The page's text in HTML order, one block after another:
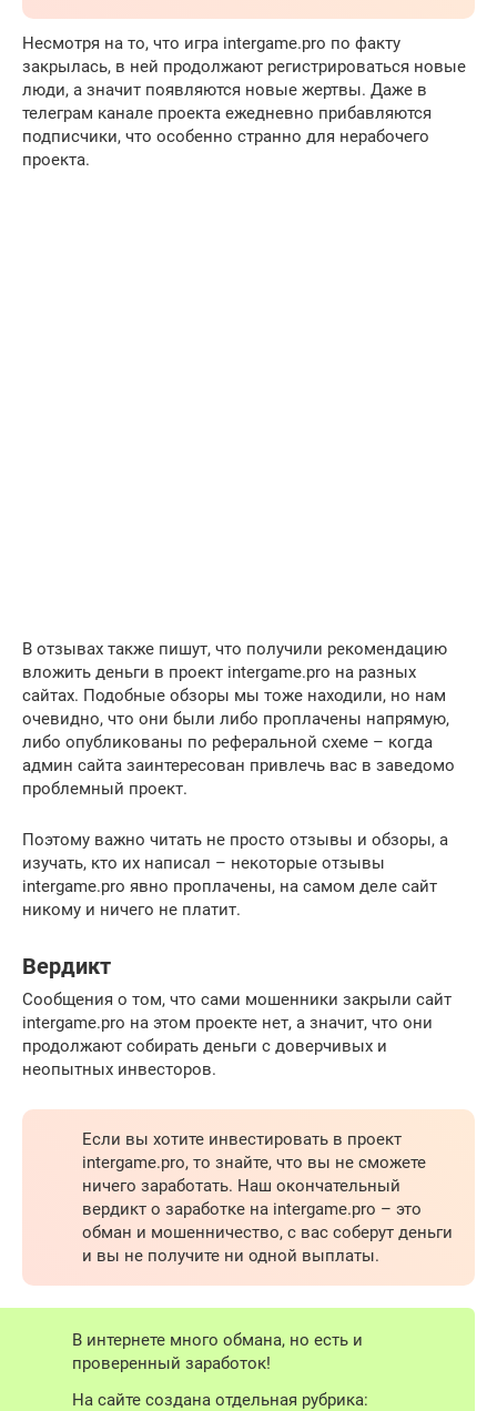
Несмотря на то, что игра intergame.pro по факту
закрылась, в ней продолжают регистрироваться новые
люди, а значит появляются новые жертвы. Даже в
телеграм канале проекта ежедневно прибавляются
подписчики, что особенно странно для нерабочего
проекта.
В отзывах также пишут, что получили рекомендацию
вложить деньги в проект intergame.pro на разных
сайтах. Подобные обзоры мы тоже находили, но нам
очевидно, что они были либо проплачены напрямую,
либо опубликованы по реферальной схеме – когда
админ сайта заинтересован привлечь вас в заведомо
проблемный проект.
Поэтому важно читать не просто отзывы и обзоры, а
изучать, кто их написал – некоторые отзывы
intergame.pro явно проплачены, на самом деле сайт
никому и ничего не платит.
Вердикт
Сообщения о том, что сами мошенники закрыли сайт
intergame.pro на этом проекте нет, а значит, что они
продолжают собирать деньги с доверчивых и
неопытных инвесторов.
Если вы хотите инвестировать в проект
intergame.pro, то знайте, что вы не сможете
ничего заработать. Наш окончательный
вердикт о заработке на intergame.pro – это
обман и мошенничество, с вас соберут деньги
и вы не получите ни одной выплаты.
В интернете много обмана, но есть и
проверенный заработок!
На сайте создана отдельная рубрика: